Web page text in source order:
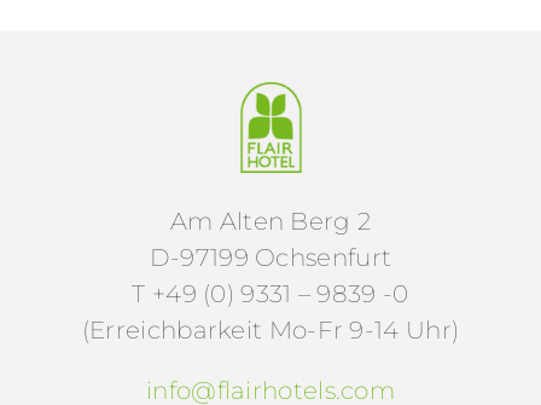
Am Alten Berg 2
D-97199 Ochsenfurt
T +49 (0) 9331 – 9839 -0
(Erreichbarkeit Mo-Fr 9-14 Uhr)
info@flairhotels.com